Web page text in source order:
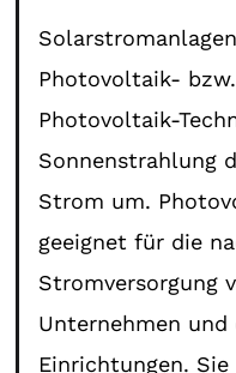
Photovoltaik-
Photovoltaik-
Sonnenstrahlung
Strom um.
geeignet für die
Stromversorgung
Unternehmen
Einrichtungen.